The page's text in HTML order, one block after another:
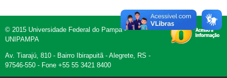
© 2015 Universidade Federal do Pampa -
UNIPAMPA
Av. Tiarajú, 810 - Bairro Ibirapuitã - Alegrete, RS -
97546-550 - Fone +55 55 3421 8400